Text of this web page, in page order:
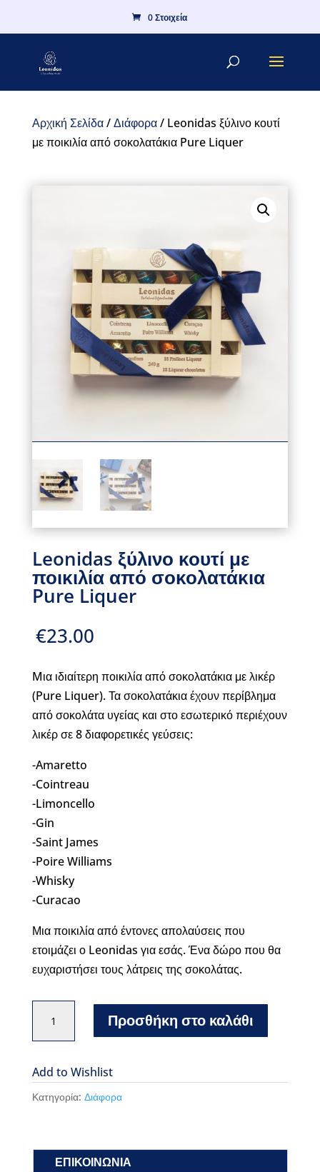
0 Στοιχεία
Αρχική Σελίδα/Διάφορα/ Leonidas ξύλινο κουτί
με ποικιλία από σοκολατάκια Pure Liquer
Leonidas ξύλινο κουτί με
ποικιλία από σοκολατάκια
Pure Liquer
€23.00
Mια ιδιαίτερη ποικιλία από σοκολατάκια με λικέρ
(Pure Liquer). Τα σοκολατάκια έχουν περίβλημα
από σοκολάτα υγείας και στο εσωτερικό περιέχουν
λικέρ σε 8 διαφορετικές γεύσεις:
-Amaretto
-Cointreau
-Limoncello
-Gin
-Saint James
-Poire Williams
-Whisky
-Curacao
Μια ποικιλία από έντονες απολαύσεις που
ετοιμάζει ο Leonidas για εσάς. Ένα δώρο που θα
ευχαριστήσει τους λάτρεις της σοκολάτας.
ξύλινο
με
ποικιλία
από
Liquer
Προσθήκη στο καλάθι
Add to Wishlist
Κατηγορία: Διάφορα
ΕΠΙΚΟΙΝΩΝΙΑ